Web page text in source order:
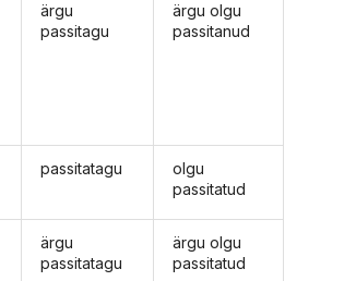
ärgu
passitagu
passitatagu
ärgu
passitatagu
ärgu olgu
passitanud
olgu
passitatud
ärgu olgu
passitatud